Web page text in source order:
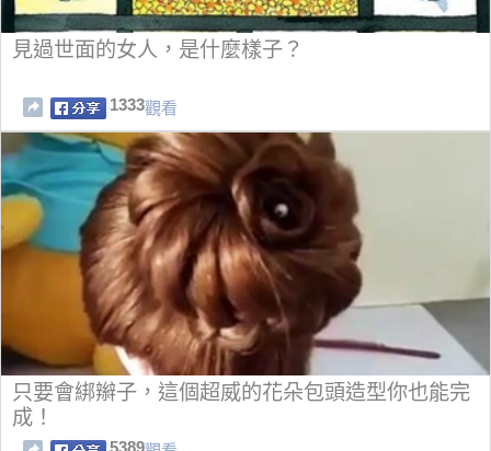
見過世面的女人，是什麼樣子？
1333觀看
只要會綁辮子，這個超威的花朵包頭造型你也能完
成！
5389